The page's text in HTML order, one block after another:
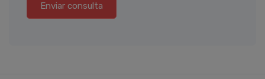
Enviar consulta